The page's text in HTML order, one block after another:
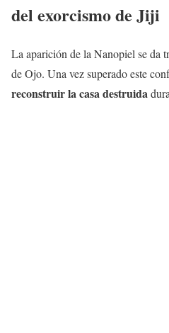
del exorcismo de Jiji
La aparición de la Nanopiel se da
de Ojo. Una vez superado este
reconstruir la casa destruida